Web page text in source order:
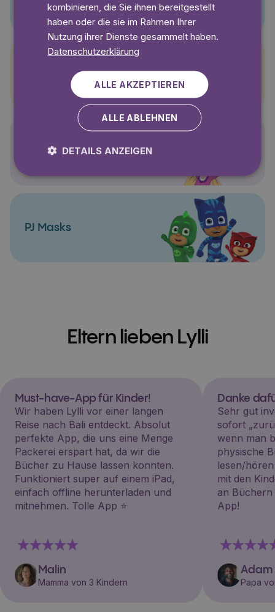
Pettersson und Findus
Polly Pocket
PJ Masks
Eltern lieben Lylli
Must-have-App für Kinder!
Wir haben Lylli vor einer langen
Reise nach Bali entdeckt. Absolut
perfekte App, die uns eine Menge
Packerei erspart hat, da wir die
Bücher zu Hause lassen konnten.
Funktioniert super auf einem iPad,
einfach offline herunterladen und
mitnehmen. Tolle App ⭐️
Malin
Mamma von 3 Kindern
Danke
Sehr gut
sofort
wenn man
physische
lesen/
mit den
an Büchern
App!
Adam
Papa
kombinieren, die Sie ihnen bereitgestellt
haben oder die sie im Rahmen Ihrer
Nutzung ihrer Dienste gesammelt haben.
Datenschutzerklärung
ALLE AKZEPTIEREN
ALLE ABLEHNEN
DETAILS ANZEIGEN